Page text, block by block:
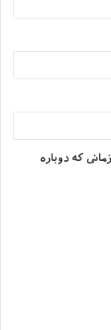
به
کوون را نژادی
جفتگیری یک
نژاد را بیش از
مین کوون به
که دوباره